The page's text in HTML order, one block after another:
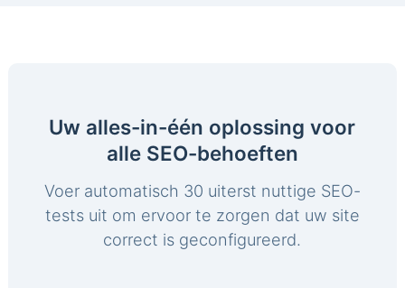
Uw alles-in-één oplossing voor
alle SEO-behoeften
Voer automatisch 30 uiterst nuttige SEO-
tests uit om ervoor te zorgen dat uw site
correct is geconfigureerd.